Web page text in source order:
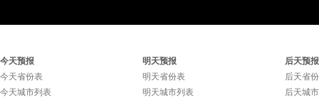
适宜洗车，未来持续两天无
雨天气较好，适合擦洗汽
适宜洗
雨天
今天预报
今天省份表
今天城市列表
明天预报
明天省份表
明天城市列表
后天预报
后天省
后天城